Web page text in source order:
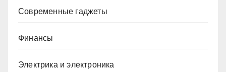
Современные гаджеты
Финансы
Электрика и электроника